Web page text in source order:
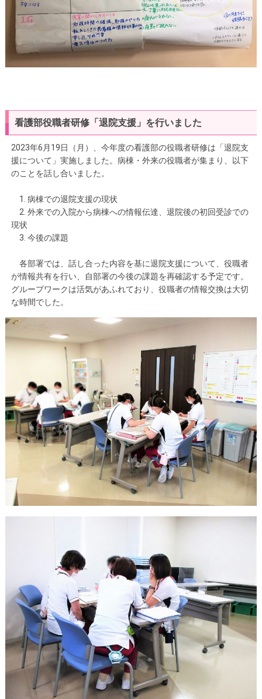
看護部役職者研修「退院支援」を行いました
2023年6月19日（月）、今年度の看護部の役職者研修は「退院支
援について」実施しました。病棟・外来の役職者が集まり、以下
のことを話し合いました。
1. 病棟での退院支援の現状
2. 外来での入院から病棟への情報伝達、退院後の初回受診での
現状
3. 今後の課題
各部署では、話し合った内容を基に退院支援について、役職者
が情報共有を行い、自部署の今後の課題を再確認する予定です。
グループワークは活気があふれており、役職者の情報交換は大切
な時間でした。